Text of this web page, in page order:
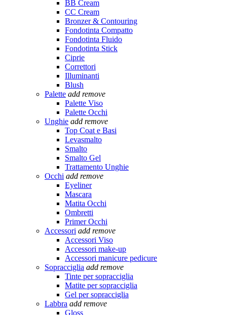
BB Cream
CC Cream
Bronzer & Contouring
Fondotinta Compatto
Fondotinta Fluido
Fondotinta Stick
Ciprie
Correttori
Illuminanti
Blush
Palette add remove
Palette Viso
Palette Occhi
Unghie add remove
Top Coat e Basi
Levasmalto
Smalto
Smalto Gel
Trattamento Unghie
Occhi add remove
Eyeliner
Mascara
Matita Occhi
Ombretti
Primer Occhi
Accessori add remove
Accessori Viso
Accessori make-up
Accessori manicure pedicure
Sopracciglia add remove
Tinte per sopracciglia
Matite per sopracciglia
Gel per sopracciglia
Labbra add remove
Gloss